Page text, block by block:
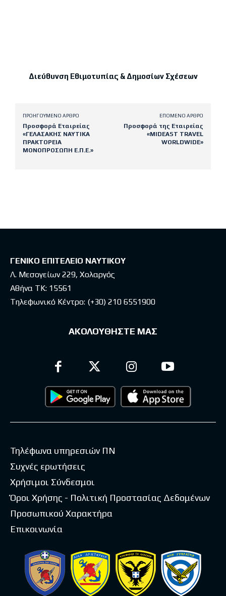
Διεύθυνση Εθιμοτυπίας & Δημοσίων Σχέσεων
ΠΡΟΗΓΟΎΜΕΝΟ ΆΡΘΡΟ
Προσφορά Εταιρείας
«ΓΕΛΑΣΑΚΗΣ ΝΑΥΤΙΚΑ
ΠΡΑΚΤΟΡΕΙΑ
ΜΟΝΟΠΡΟΣΩΠΗ Ε.Π.Ε.»
ΕΠΌΜΕΝΟ ΆΡΘΡΟ
Προσφορά της Εταιρείας
«MIDEAST TRAVEL
WORLDWIDE»
ΓΕΝΙΚΟ ΕΠΙΤΕΛΕΙΟ ΝΑΥΤΙΚΟΥ
Λ. Μεσογείων 229, Χολαργός
Αθήνα ΤΚ: 15561
Τηλεφωνικό Κέντρο: (+30) 210 6551900
ΑΚΟΛΟΥΘΗΣΤΕ ΜΑΣ
Τηλέφωνα υπηρεσιών ΠΝ
Συχνές ερωτήσεις
Χρήσιμοι Σύνδεσμοι
Όροι Χρήσης - Πολιτική Προστασίας Δεδομένων
Προσωπικού Χαρακτήρα
Επικοινωνία